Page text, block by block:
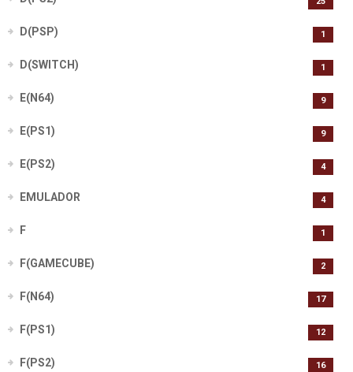
D(PSP) 1
D(SWITCH) 1
E(N64) 9
E(PS1) 9
E(PS2) 4
EMULADOR 4
F 1
F(GAMECUBE) 2
F(N64) 17
F(PS1) 12
F(PS2) 16